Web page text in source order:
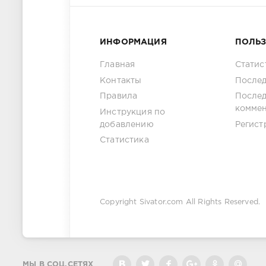
ИНФОРМАЦИЯ
Главная
Контакты
Правила
Инструкция по
добавлению
Статистика
Copyright Sivator.com All Rights Reserved.
МЫ В СОЦ.СЕТЯХ